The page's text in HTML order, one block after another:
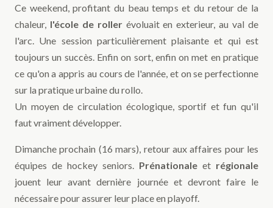
Ce weekend, profitant du beau temps et du retour de la
chaleur, l'école de rollerévoluait en exterieur, au val de
l'arc. Une session particulièrement plaisante et qui est
toujours un succès. Enfin on sort, enfin on met en pratique
ce qu'on a appris au cours de l'année, et on se perfectionne
sur la pratique urbaine du rollo.
Un moyen de circulation écologique, sportif et fun qu'il
faut vraiment développer.
Dimanche prochain (16 mars), retour aux affaires pour les
équipes de hockey seniors. Prénationale et régionale
jouent leur avant dernière journée et devront faire le
nécessaire pour assurer leur place en playoff.